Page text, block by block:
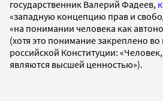
государственник Валерий Фадеев,
«западную концепцию прав и
«на понимании человека как
(хотя это понимание закреплено во
российской Конституции:
являются высшей ценностью»).